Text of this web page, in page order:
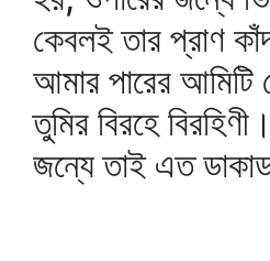
কেবলই তার প্রাণ
আমার পারের আমিটি
তুমির বিরহে
জন্যে তাই এত